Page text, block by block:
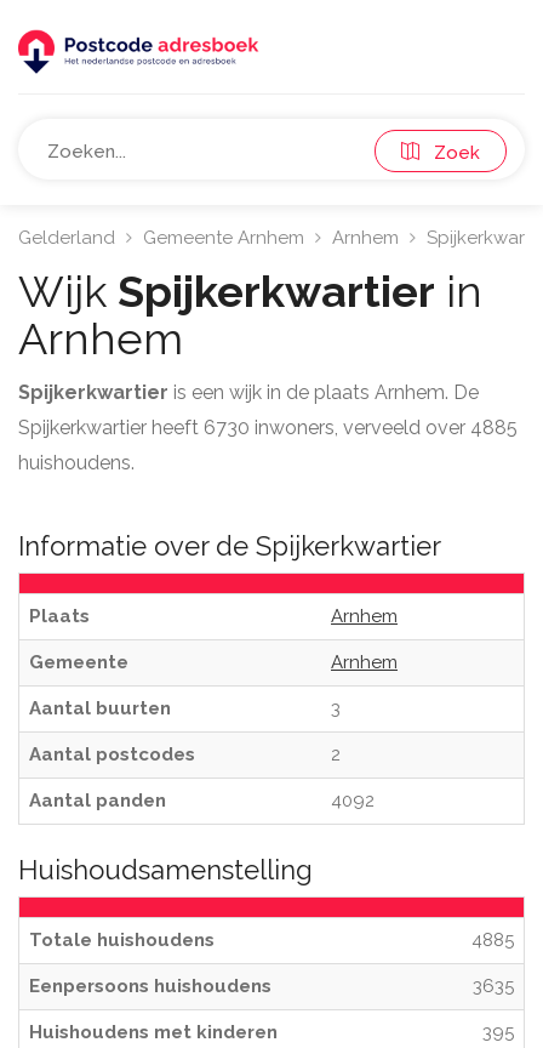
Zoek
Gelderland Gemeente Arnhem Arnhem
Wijk Spijkerkwartier in
Arnhem
Spijkerkwartier is een wijk in de plaats Arnhem. De
Spijkerkwartier heeft 6730 inwoners, verveeld over 4885
huishoudens.
Informatie over de Spijkerkwartier
Plaats Arnhem
Gemeente Arnhem
Aantal buurten 3
Aantal postcodes 2
Aantal panden 4092
Huishoudsamenstelling
Totale huishoudens 4885
Eenpersoons huishoudens 3635
Huishoudens met kinderen 395